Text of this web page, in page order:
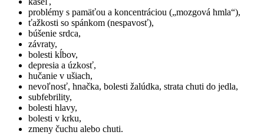
problémy s pamäťou a koncentráciou („mozgová hmla“),
ťažkosti so spánkom (nespavosť),
búšenie srdca,
závraty,
bolesti kĺbov,
depresia a úzkosť,
hučanie v ušiach,
nevoľnosť, hnačka, bolesti žalúdka, strata chuti do jedla,
subfebrility,
bolesti hlavy,
bolesti v krku,
zmeny čuchu alebo chuti.